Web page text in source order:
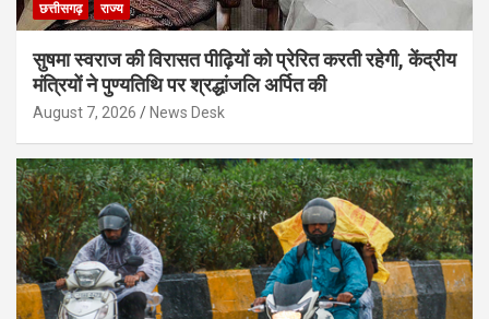
छत्तीसगढ़ राज्य
सुषमा स्वराज की विरासत पीढ़ियों को प्रेरित करती रहेगी, केंद्रीय
मंत्रियों ने पुण्यतिथि पर श्रद्धांजलि अर्पित की
August 7, 2026 News Desk